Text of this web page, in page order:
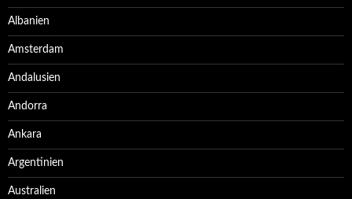
Albanien
Amsterdam
Andalusien
Andorra
Ankara
Argentinien
Australien